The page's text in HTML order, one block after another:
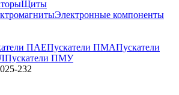
Щиты
Электронные компоненты
ПАЕПускатели ПМАПускатели
Пускатели ПМУ
232